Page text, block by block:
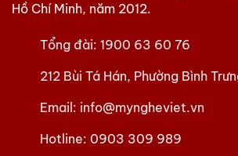
Hồ Chí Minh, năm 2012.
Tổng đài: 1900 63 60 76
212 Bùi Tá Hán, Phường Bình
Email: info@myngheviet.vn
Hotline: 0903 309 989